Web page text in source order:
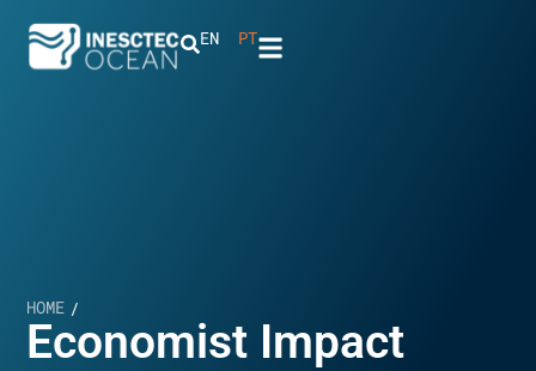
EN PT
HOME /
Economist Impact